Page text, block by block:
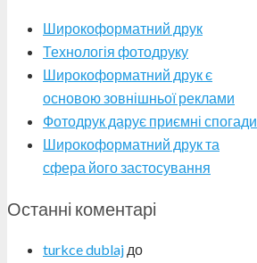
Широкоформатний друк
Технологія фотодруку
Широкоформатний друк є
основою зовнішньої реклами
Фотодрук дарує приємні спогади
Широкоформатний друк та
сфера його застосування
Останні коментарі
turkce dublaj до